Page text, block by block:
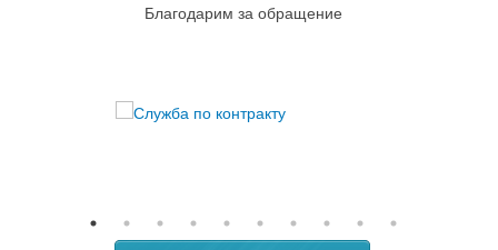
Благодарим за обращение